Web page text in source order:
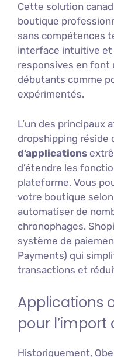
Cette solution
boutique
sans compétences
interface intuitive et
responsives en font
débutants comme
expérimentés.
L’un des principaux
dropshipping réside
d’applications
d’étendre les
plateforme. Vous
votre boutique
automatiser de
chronophages.
système de
Payments) qui
transactions et
Applications
pour l’import
Historiquement,